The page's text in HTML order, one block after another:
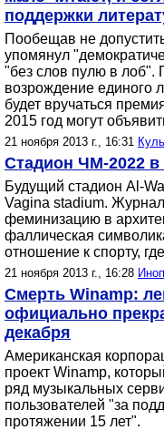
поддержки
Пообещав не
упомянул
"без слов пулю в лоб".
возрождение единого
будет вручаться
2015 год могут
21 ноября 2013 г., 16:31
Стадион ЧМ-2022
Будущий стадион Al-
Vagina stadium.
феминизацию в
фаллическая
отношение к спорту,
21 ноября 2013 г., 16:28
Смерть Winamp:
официально
декабря
Американская
проект Winamp,
ряд музыкальных
пользователей "за
протяжении 15 лет".